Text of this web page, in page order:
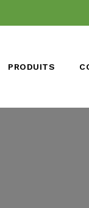
PRODUITS